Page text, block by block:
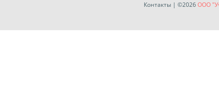
Контакты | ©2026ООО